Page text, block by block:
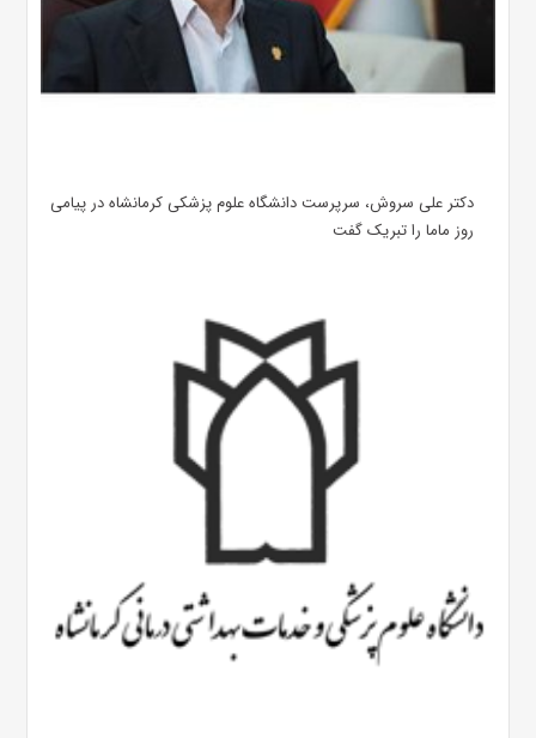
دکتر علی سروش، سرپرست دانشگاه علوم پزشکی کرمانشاه در پیامی
روز ماما را تبریک گفت